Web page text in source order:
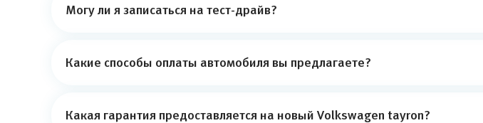
Могу ли я записаться на тест-драйв?
Какие способы оплаты автомобиля вы предлагаете?
Какая гарантия предоставляется на новый Volkswagen tayron?